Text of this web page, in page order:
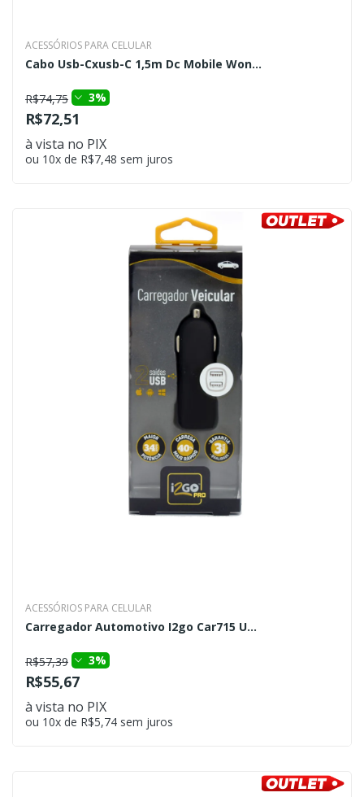
ACESSÓRIOS PARA CELULAR
Cabo Usb-Cxusb-C 1,5m Dc Mobile Won...
R$74,75 3%
R$72,51
à vista no PIX
ou 10x de R$7,48 sem juros
ACESSÓRIOS PARA CELULAR
Carregador Automotivo I2go Car715 U...
R$57,39 3%
R$55,67
à vista no PIX
ou 10x de R$5,74 sem juros